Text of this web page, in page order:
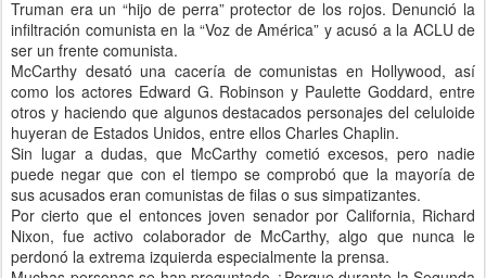
Truman era un “hijo de perra” protector de los rojos. Denunció la
infiltración comunista en la “Voz de América” y acusó a la ACLU de
ser un frente comunista.
McCarthy desató una cacería de comunistas en Hollywood, así
como los actores Edward G. Robinson y Paulette Goddard, entre
otros y haciendo que algunos destacados personajes del celuloide
huyeran de Estados Unidos, entre ellos Charles Chaplin.
Sin lugar a dudas, que McCarthy cometió excesos, pero nadie
puede negar que con el tiempo se comprobó que la mayoría de
sus acusados eran comunistas de filas o sus simpatizantes.
Por cierto que el entonces joven senador por California, Richard
Nixon, fue activo colaborador de McCarthy, algo que nunca le
perdonó la extrema izquierda especialmente la prensa.